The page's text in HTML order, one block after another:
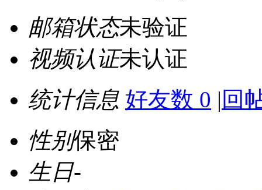
邮箱状态未验证
视频认证未认证
统计信息 好友数 0 | 回
性别保密
生日-